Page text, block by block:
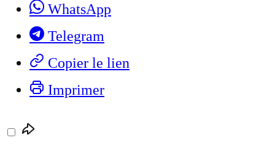
WhatsApp
Telegram
Copier le lien
Imprimer